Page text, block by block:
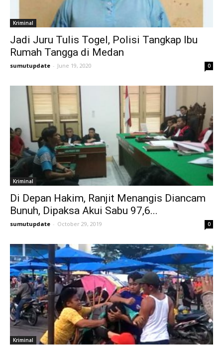
Kriminal
Jadi Juru Tulis Togel, Polisi Tangkap Ibu
Rumah Tangga di Medan
sumutupdate - June 19, 2020 0
Kriminal
Di Depan Hakim, Ranjit Menangis Diancam
Bunuh, Dipaksa Akui Sabu 97,6...
sumutupdate - October 29, 2019 0
Kriminal